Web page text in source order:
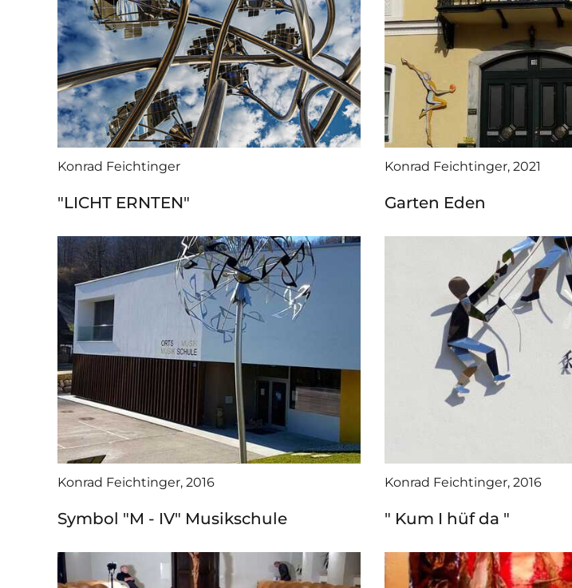
Konrad Feichtinger
"LICHT ERNTEN"
Konrad Feichtinger, 2021
Garten Eden
Konrad Feichtinger, 2016
Symbol "M - IV" Musikschule
Konrad Feichtinger, 2016
" Kum I hüf da "